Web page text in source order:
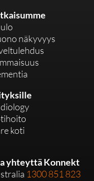
näkyvyys
koti
yhteyttä Konnekt
1300 851 823